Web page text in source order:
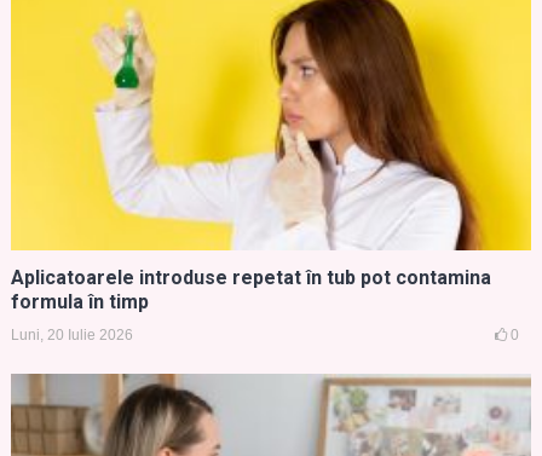
Aplicatoarele introduse repetat în tub pot contamina
formula în timp
Luni, 20 Iulie 2026 0